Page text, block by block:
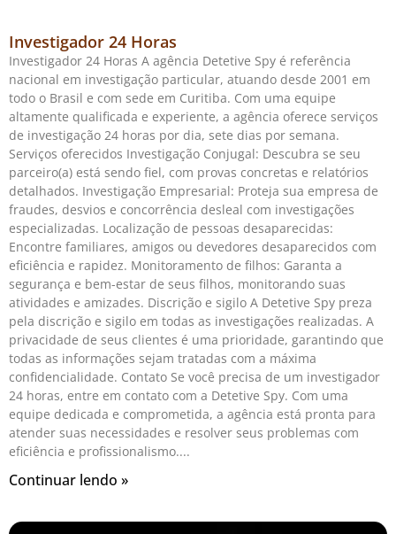
Investigador 24 Horas
Investigador 24 Horas A agência Detetive Spy é referência
nacional em investigação particular, atuando desde 2001 em
todo o Brasil e com sede em Curitiba. Com uma equipe
altamente qualificada e experiente, a agência oferece serviços
de investigação 24 horas por dia, sete dias por semana.
Serviços oferecidos Investigação Conjugal: Descubra se seu
parceiro(a) está sendo fiel, com provas concretas e relatórios
detalhados. Investigação Empresarial: Proteja sua empresa de
fraudes, desvios e concorrência desleal com investigações
especializadas. Localização de pessoas desaparecidas:
Encontre familiares, amigos ou devedores desaparecidos com
eficiência e rapidez. Monitoramento de filhos: Garanta a
segurança e bem-estar de seus filhos, monitorando suas
atividades e amizades. Discrição e sigilo A Detetive Spy preza
pela discrição e sigilo em todas as investigações realizadas. A
privacidade de seus clientes é uma prioridade, garantindo que
todas as informações sejam tratadas com a máxima
confidencialidade. Contato Se você precisa de um investigador
24 horas, entre em contato com a Detetive Spy. Com uma
equipe dedicada e comprometida, a agência está pronta para
atender suas necessidades e resolver seus problemas com
eficiência e profissionalismo.
Continuar lendo »